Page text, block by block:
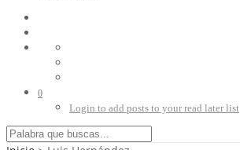
0
Login to add posts to your read later list